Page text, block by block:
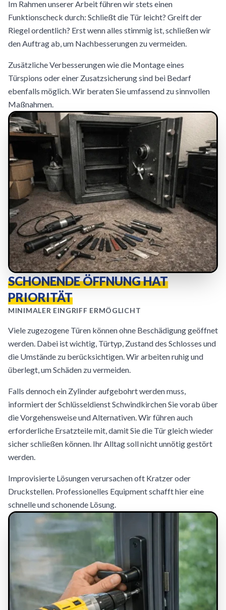
Im Rahmen unserer Arbeit führen wir stets einen
Funktionscheck durch: Schließt die Tür leicht? Greift der
Riegel ordentlich? Erst wenn alles stimmig ist, schließen wir
den Auftrag ab, um Nachbesserungen zu vermeiden.
Zusätzliche Verbesserungen wie die Montage eines
Türspions oder einer Zusatzsicherung sind bei Bedarf
ebenfalls möglich. Wir beraten Sie umfassend zu sinnvollen
Maßnahmen.
SCHONENDE ÖFFNUNG HAT
PRIORITÄT
MINIMALER EINGRIFF ERMÖGLICHT
Viele zugezogene Türen können ohne Beschädigung geöffnet
werden. Dabei ist wichtig, Türtyp, Zustand des Schlosses und
die Umstände zu berücksichtigen. Wir arbeiten ruhig und
überlegt, um Schäden zu vermeiden.
Falls dennoch ein Zylinder aufgebohrt werden muss,
informiert der Schlüsseldienst Schwindkirchen Sie vorab über
die Vorgehensweise und Alternativen. Wir führen auch
erforderliche Ersatzteile mit, damit Sie die Tür gleich wieder
sicher schließen können. Ihr Alltag soll nicht unnötig gestört
werden.
Improvisierte Lösungen verursachen oft Kratzer oder
Druckstellen. Professionelles Equipment schafft hier eine
schnelle und schonende Lösung.